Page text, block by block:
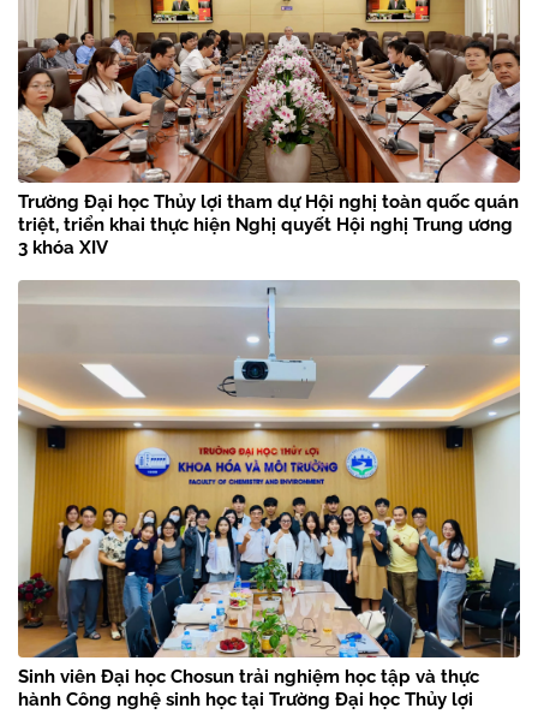
Trường Đại học Thủy lợi tham dự Hội nghị toàn quốc quán
triệt, triển khai thực hiện Nghị quyết Hội nghị Trung ương
3 khóa XIV
Sinh viên Đại học Chosun trải nghiệm học tập và thực
hành Công nghệ sinh học tại Trường Đại học Thủy lợi